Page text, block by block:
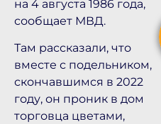
на 4 августа 1986 года,
сообщает МВД.
Там рассказали, что
вместе с подельником,
скончавшимся в 2022
году, он проник в дом
торговца цветами,